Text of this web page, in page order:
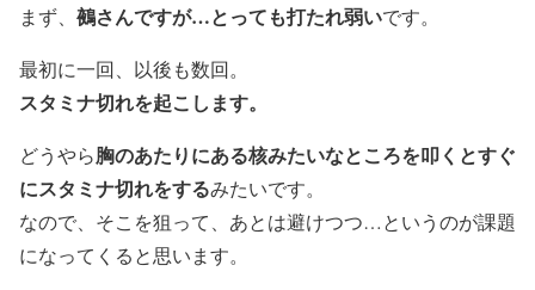
まず、 鵺さんですが…とっても打たれ弱いです。
最初に一回、以後も数回。
スタミナ切れを起こします。
どうやら胸のあたりにある核みたいなところを叩くとすぐ
にスタミナ切れをするみたいです。
なので、そこを狙って、あとは避けつつ…というのが課題
になってくると思います。